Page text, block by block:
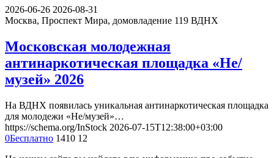
2026-06-26 2026-08-31
Москва, Проспект Мира, домовладение 119 ВДНХ
Московская молодежная
антинаркотическая площадка «Не/
музей» 2026
На ВДНХ появилась уникальная антинаркотическая площадка
для молодежи «Не/музей»…
https://schema.org/InStock 2026-07-15T12:38:00+03:00
0Бесплатно 1410 12